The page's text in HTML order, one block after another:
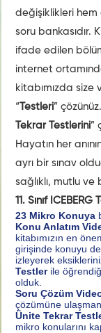
değişiklikleri hem
soru bankasıdır.
ifade edilen
internet
kitabımızda
“Testleri”
Tekrar Testlerini”
Hayatın her
ayrı bir sınav
sağlıklı, mutlu ve
11. Sınıf
23 Mikro Konuya
Konu Anlatım
kitabımızın en
girişinde konuyu
izleyerek
Testlerile
olduk.
Soru Çözüm
çözümüne
Ünite Tekrar
mikro konularını